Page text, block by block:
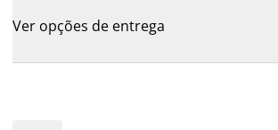
Ver opções de entrega